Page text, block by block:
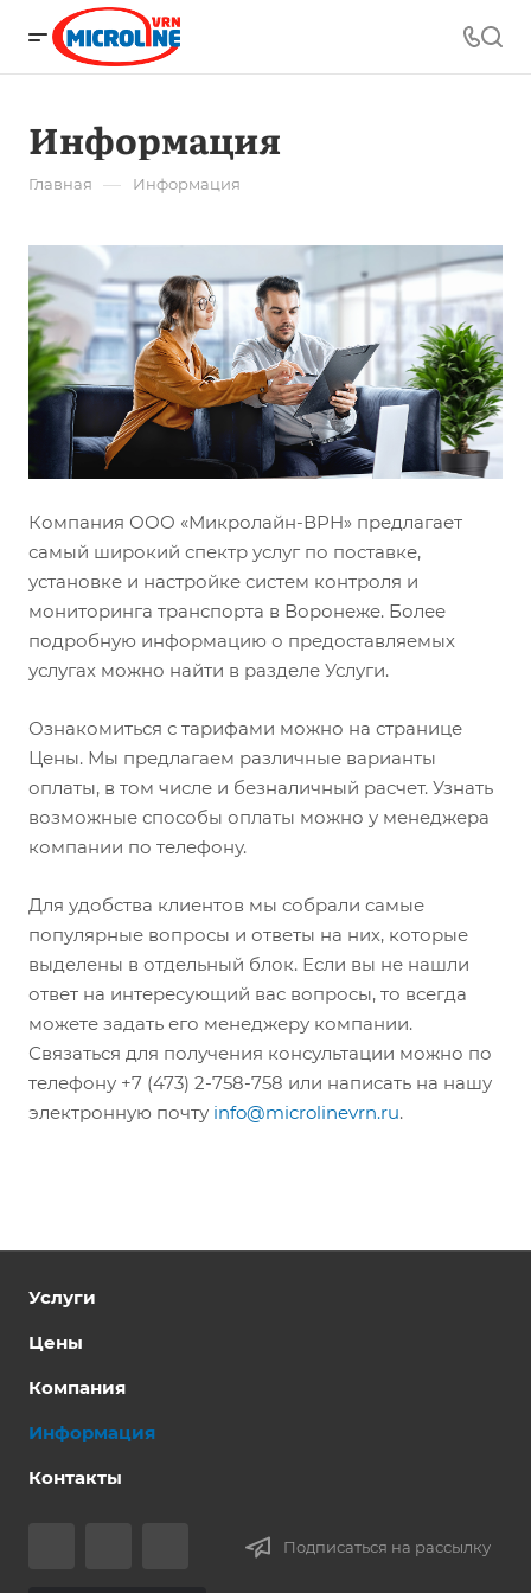
Информация
Главная — Информация
Компания ООО «Микролайн-ВРН» предлагает
самый широкий спектр услуг по поставке,
установке и настройке систем контроля и
мониторинга транспорта в Воронеже. Более
подробную информацию о предоставляемых
услугах можно найти в разделе Услуги.
Ознакомиться с тарифами можно на странице
Цены. Мы предлагаем различные варианты
оплаты, в том числе и безналичный расчет. Узнать
возможные способы оплаты можно у менеджера
компании по телефону.
Для удобства клиентов мы собрали самые
популярные вопросы и ответы на них, которые
выделены в отдельный блок. Если вы не нашли
ответ на интересующий вас вопросы, то всегда
можете задать его менеджеру компании.
Связаться для получения консультации можно по
телефону +7 (473) 2-758-758 или написать на нашу
электронную почту info@microlinevrn.ru.
Услуги
Цены
Компания
Информация
Контакты
Подписаться на рассылку